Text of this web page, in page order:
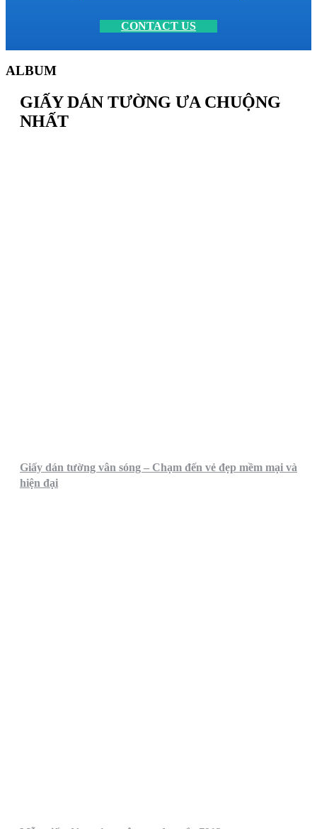
CONTACT US
ALBUM
GIẤY DÁN TƯỜNG ƯA CHUỘNG
NHẤT
Giấy dán tường vân sóng – Chạm đến vẻ đẹp mềm mại và
hiện đại